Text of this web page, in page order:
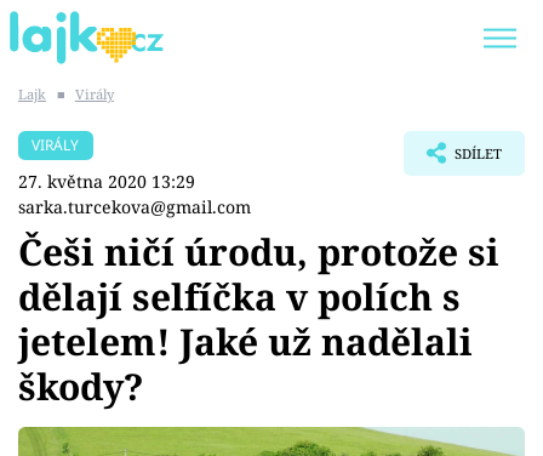
SHOPAHOLICADEL
Témata
Showbyznys
Youtubeři
Lajk ■ Virály
VIRÁLY
27. května 2020 13:29
sarka.turcekova@gmail.com
SDÍLET
Češi ničí úrodu, protože si
dělají selfíčka v polích s
jetelem! Jaké už nadělali
škody?